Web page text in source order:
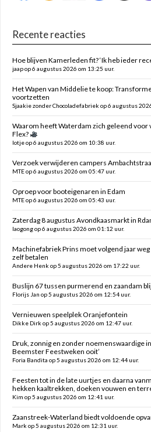
Recente reacties
Hoe blijven Kamerleden fit? ‘Ik heb ieder
jaap op 6 augustus 2026 om 13:25 uur.
Het Wapen van Middelie te koop:
voortzetten
Sjaakie zonder Chocoladefabriek op 6 augustus
Waarom heeft Waterdam zich geleend voor
Flex?
lotje op 6 augustus 2026 om 10:38 uur.
Verzoek verwijderen campers
MTE op 6 augustus 2026 om 05:47 uur.
Oproep voor booteigenaren in Edam
MTE op 6 augustus 2026 om 05:43 uur.
Zaterdag 8 augustus Avondkaasmarkt in
laogong op 6 augustus 2026 om 01:12 uur.
Machinefabriek Prins moet volgend jaar
zelf betalen
Andere Henk op 5 augustus 2026 om 17:22 uur.
Buslijn 67 tussen purmerend en zaandam
Florijs Jan op 5 augustus 2026 om 12:54 uur.
Vernieuwen speelplek Oranjefontein
Dikke Dirk op 5 augustus 2026 om 12:47 uur.
Druk, zonnig en zonder noemenswaardige
Beemster Feestweken ooit’
Foria Bandita op 5 augustus 2026 om 12:44 uur.
Feesten tot in de late uurtjes en daarna
hekken kaaltrekken, doeken vouwen en
Kim op 5 augustus 2026 om 12:41 uur.
Zaanstreek-Waterland biedt voldoende
Mark op 5 augustus 2026 om 12:31 uur.